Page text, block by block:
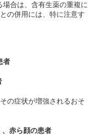
合は、含有生薬の重複に
の併用には、特に注意す
者
の症状が増強されるおそ
赤ら顔の患者